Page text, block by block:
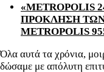
«ΜETROPOLIS
ΠΡΟΚΛΗΣΗ
METROPOLIS
Όλα αυτά τα χρόνια,
δώσαμε με απόλυτη